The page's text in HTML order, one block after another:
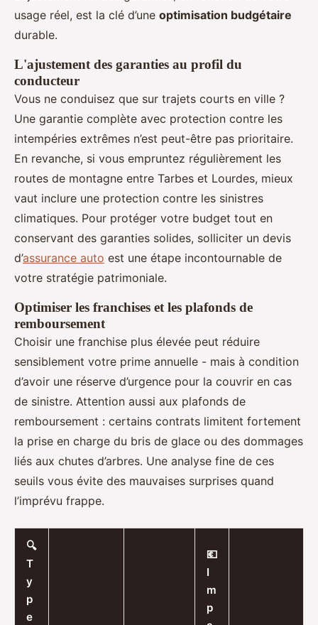
usage réel, est la clé d’une optimisation budgétaire
durable.
L'ajustement des garanties au profil du
conducteur
Vous ne conduisez que sur trajets courts en ville ?
Une garantie complète avec protection contre les
intempéries extrêmes n’est peut-être pas prioritaire.
En revanche, si vous empruntez régulièrement les
routes de montagne entre Tarbes et Lourdes, mieux
vaut inclure une protection contre les sinistres
climatiques. Pour protéger votre budget tout en
conservant des garanties solides, solliciter un devis
d’assurance auto est une étape incontournable de
votre stratégie patrimoniale.
Optimiser les franchises et les plafonds de
remboursement
Choisir une franchise plus élevée peut réduire
sensiblement votre prime annuelle - mais à condition
d’avoir une réserve d’urgence pour la couvrir en cas
de sinistre. Attention aussi aux plafonds de
remboursement : certains contrats limitent fortement
la prise en charge du bris de glace ou des dommages
liés aux chutes d’arbres. Une analyse fine de ces
seuils vous évite des mauvaises surprises quand
l’imprévu frappe.
🔍
T
y
p
e
💶
I
m
p